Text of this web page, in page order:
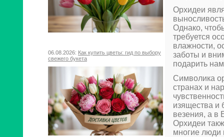
06.08.2026: Как купить цветы: гид по выбору
свежего букета
Орхидеи
Однако,
требуется
влажности,
заботы и
подарить
Символика
странах и
изящества и
везения, а в
Орхидеи
многие люди